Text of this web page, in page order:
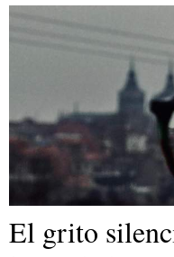
El grito